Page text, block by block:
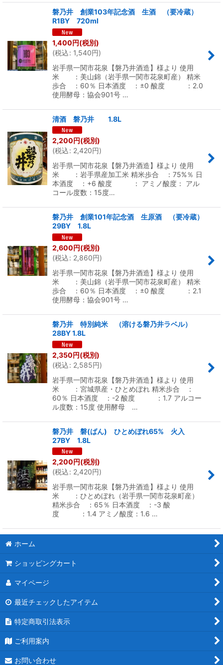
磐乃井 創業103年記念酒 生酒 （要冷蔵）
R1BY 720ml
1,400円(税別)
(税込: 1,540円)
岩手県一関市花泉【磐乃井酒造】様より 使用
米 ：美山錦（岩手県一関市花泉町産） 精米
歩合 ：60％ 日本酒度 ：±0 酸度 ：2.0
使用酵母：協会901号 …
清酒 磐乃井 1.8L
2,200円(税別)
(税込: 2,420円)
岩手県一関市花泉【磐乃井酒造】様より 使用
米 ：岩手県産加工米 精米歩合 ：75%％ 日
本酒度 ：+6 酸度 ： アミノ酸度： アル
コール度数：15度…
磐乃井 創業101年記念酒 生原酒 （要冷蔵）
29BY 1.8L
2,600円(税別)
(税込: 2,860円)
岩手県一関市花泉【磐乃井酒造】様より 使用
米 ：美山錦（岩手県一関市花泉町産） 精米
歩合 ：60％ 日本酒度 ：±0 酸度 ：2.1
使用酵母：協会901号 …
磐乃井 特別純米 （溶ける磐乃井ラベル）
28BY 1.8L
2,350円(税別)
(税込: 2,585円)
岩手県一関市花泉【磐乃井酒造】様より 使用
米 ：宮城県産・ひとめぼれ 精米歩合 ：
60％ 日本酒度 ：-2 酸度 ：1.7 アルコー
ル度数：15度 使用酵母 …
磐乃井 磐(ばん) ひとめぼれ65% 火入
27BY 1.8L
2,200円(税別)
(税込: 2,420円)
岩手県一関市花泉【磐乃井酒造】様より 使用
米 ：ひとめぼれ（岩手県一関市花泉町産）
精米歩合 ：65％ 日本酒度 ：-3 酸
度 ：1.4 アミノ酸度：1.6 …
ホーム
ショッピングカート
マイページ
最近チェックしたアイテム
特定商取引法表示
ご利用案内
お問い合わせ